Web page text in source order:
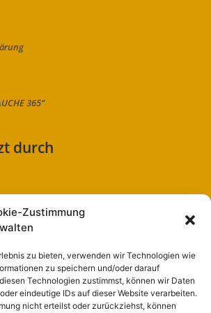
Zustimmung
zu bieten, verwenden wir Technologien wie
zu speichern und/oder darauf
Technologien zustimmst, können wir Daten
eindeutige IDs auf dieser Website verarbeiten.
nicht erteilst oder zurückziehst, können
365“
durch